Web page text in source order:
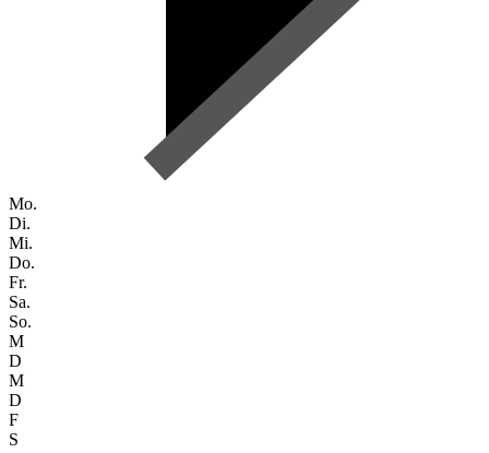
Mo.
Di.
Mi.
Do.
Fr.
Sa.
So.
M
D
M
D
F
S